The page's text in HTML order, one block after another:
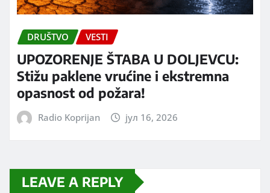
DRUŠTVO VESTI
UPOZORENJE ŠTABA U DOLJEVCU:
Stižu paklene vrućine i ekstremna
opasnost od požara!
Radio Koprijan јул 16, 2026
LEAVE A REPLY